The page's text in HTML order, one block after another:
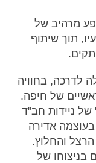
מרהיב של
תוך שיתוף
לדרכה, בחוויה
של חיפה.
ניידות חב"ד
אדירה
והחלוץ.
של